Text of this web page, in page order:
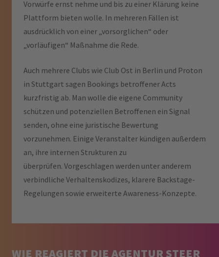
Vorwürfe ernst nehme und bis zu einer Klärung keine
Plattform bieten wolle. In mehreren Fällen ist
ausdrücklich von einer „vorsorglichen“ oder
„vorläufigen“ Maßnahme die Rede.
Auch mehrere Clubs wie Club Ost in Berlin und Proton
in Stuttgart sagen Bookings betroffener Acts
kurzfristig ab. Man wolle die eigene Community
schützen und potenziellen Betroffenen ein Signal
senden, ohne eine juristische Bewertung
vorzunehmen. Einige Veranstalter kündigen außerdem
an, ihre internen Strukturen zu
überprüfen. Vorgeschlagen werden unter anderem
verbindliche Verhaltenskodizes, klarere Backstage-
Regelungen sowie erweiterte Awareness-Konzepte.
WIE REAGIERT DIE AGENTUR STEER